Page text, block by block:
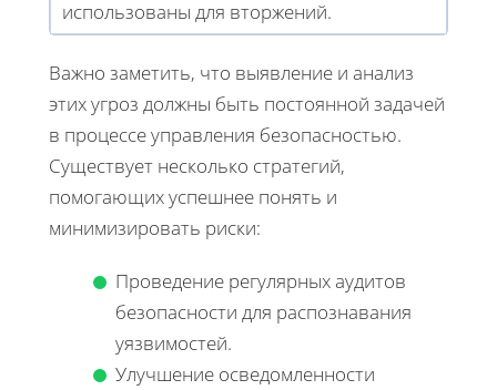
использованы для вторжений.
Важно заметить, что выявление и анализ
этих угроз должны быть постоянной задачей
в процессе управления безопасностью.
Существует несколько стратегий,
помогающих успешнее понять и
минимизировать риски:
Проведение регулярных аудитов
безопасности для распознавания
уязвимостей.
Улучшение осведомленности